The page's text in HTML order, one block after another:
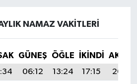
NAMAZ VAKITLERI
GÜNEŞ ÖĞLE İKINDI
06:12 13:24 17:15
20:27